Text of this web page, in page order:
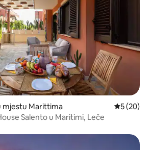
mjestu Marittima prosječna
5 (20)
Salento u Maritimi, Leče